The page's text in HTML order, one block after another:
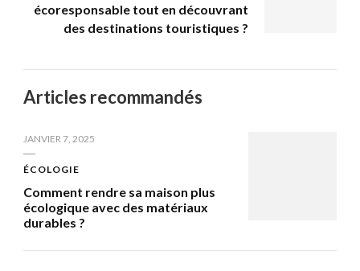
écoresponsable tout en découvrant
des destinations touristiques ?
Articles recommandés
JANVIER 7, 2025
ÉCOLOGIE
Comment rendre sa maison plus
écologique avec des matériaux
durables ?